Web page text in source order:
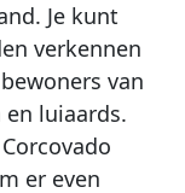
Je kunt
verkennen
van
luiaards.
er even